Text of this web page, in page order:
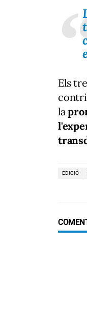
Els
la
EDICIÓ